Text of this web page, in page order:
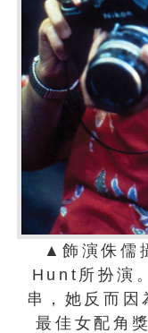
▲飾演侏儒
Hunt所扮演
串，她反而因
最佳女配角